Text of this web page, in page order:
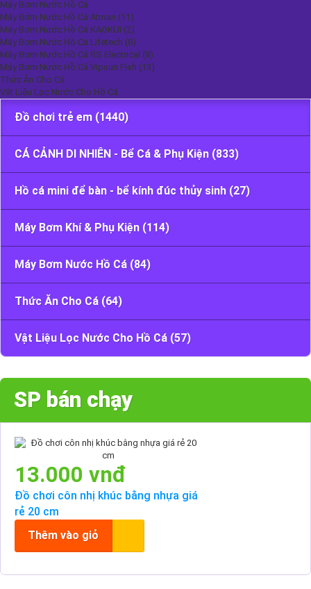
Máy Bơm Nước Hồ Cá
Máy Bơm Nước Hồ Cá Atman (11)
Máy Bơm Nước Hồ Cá KAOKUI (2)
Máy Bơm Nước Hồ Cá Lifetech (8)
Máy Bơm Nước Hồ Cá RS Electrical (8)
Máy Bơm Nước Hồ Cá Vipsun Fish (13)
Thức Ăn Cho Cá
Vật Liệu Lọc Nước Cho Hồ Cá
Danh Mục
Đồ chơi trẻ em (1440)
CÁ CẢNH DI NHIÊN - Bể Cá & Phụ Kiện (833)
Hồ cá mini để bàn - bể kính đúc thủy sinh (27)
Máy Bơm Khí & Phụ Kiện (114)
Máy Bơm Nước Hồ Cá (84)
Thức Ăn Cho Cá (64)
Vật Liệu Lọc Nước Cho Hồ Cá (57)
SP bán chạy
13.000 vnđ
Đồ chơi côn nhị khúc bằng nhựa giá
rẻ 20 cm
Thêm vào giỏ